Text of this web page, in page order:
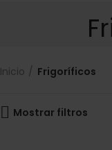
Inicio Frigoríficos
Mostrar filtros